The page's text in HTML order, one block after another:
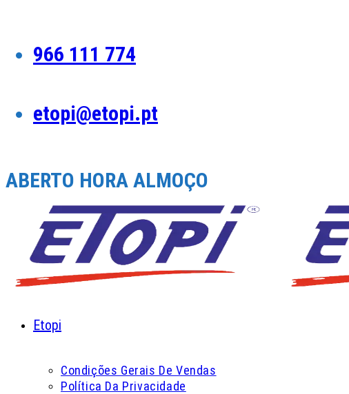
content966 111 774
etopi@etopi.pt
ABERTO HORA ALMOÇO
Etopi
Condições Gerais De Vendas
Política Da Privacidade